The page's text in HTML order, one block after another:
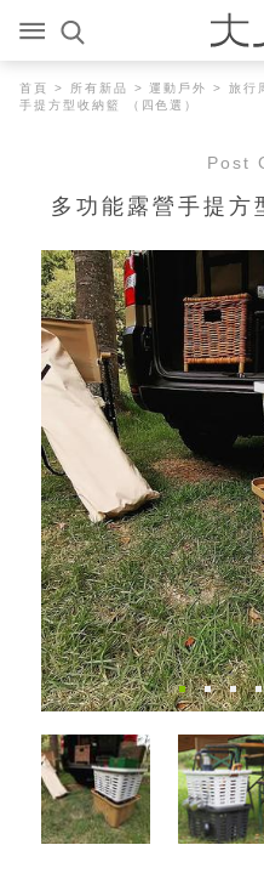
首頁 > 所有新品 > 運動戶外 >旅行
手提方型收納籃 （四色選）
Post
多功能露營手提方